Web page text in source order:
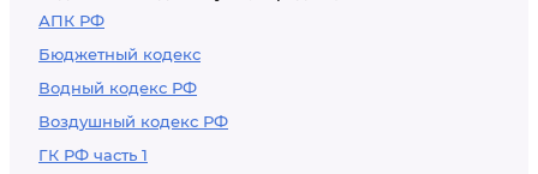
АПК РФ
Бюджетный кодекс
Водный кодекс РФ
Воздушный кодекс РФ
ГК РФ часть 1